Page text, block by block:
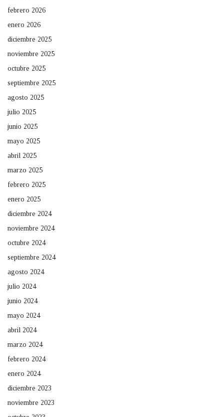
febrero 2026
enero 2026
diciembre 2025
noviembre 2025
octubre 2025
septiembre 2025
agosto 2025
julio 2025
junio 2025
mayo 2025
abril 2025
marzo 2025
febrero 2025
enero 2025
diciembre 2024
noviembre 2024
octubre 2024
septiembre 2024
agosto 2024
julio 2024
junio 2024
mayo 2024
abril 2024
marzo 2024
febrero 2024
enero 2024
diciembre 2023
noviembre 2023